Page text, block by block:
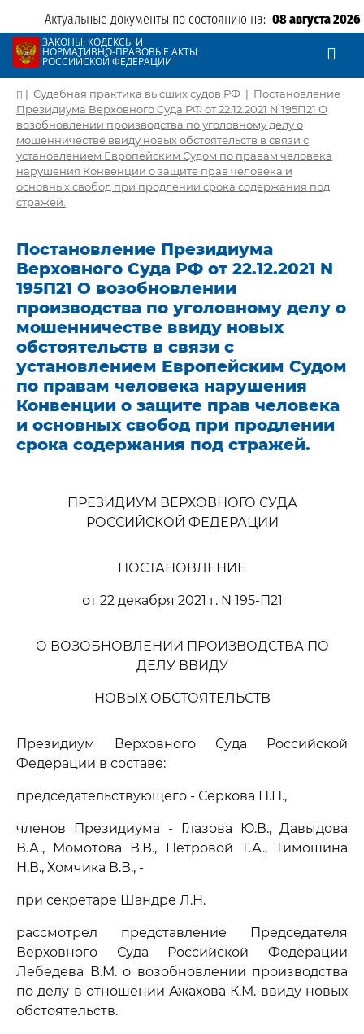
Актуальные документы по состоянию на: 08 августа 2026
ЗАКОНЫ, КОДЕКСЫ И
НОРМАТИВНО-ПРАВОВЫЕ АКТЫ
РОССИЙСКОЙ ФЕДЕРАЦИИ
| Судебная практика высших судов РФ | Постановление
Президиума Верховного Суда РФ от 22.12.2021 N 195П21 О
возобновлении производства по уголовному делу о
мошенничестве ввиду новых обстоятельств в связи с
установлением Европейским Судом по правам человека
нарушения Конвенции о защите прав человека и
основных свобод при продлении срока содержания под
стражей.
Постановление Президиума
Верховного Суда РФ от 22.12.2021 N
195П21 О возобновлении
производства по уголовному делу о
мошенничестве ввиду новых
обстоятельств в связи с
установлением Европейским Судом
по правам человека нарушения
Конвенции о защите прав человека
и основных свобод при продлении
срока содержания под стражей.
ПРЕЗИДИУМ ВЕРХОВНОГО СУДА
РОССИЙСКОЙ ФЕДЕРАЦИИ
ПОСТАНОВЛЕНИЕ
от 22 декабря 2021 г. N 195-П21
О ВОЗОБНОВЛЕНИИ ПРОИЗВОДСТВА ПО
ДЕЛУ ВВИДУ
НОВЫХ ОБСТОЯТЕЛЬСТВ
Президиум Верховного Суда Российской
Федерации в составе:
председательствующего - Серкова П.П.,
членов Президиума - Глазова Ю.В., Давыдова
В.А., Момотова В.В., Петровой Т.А., Тимошина
Н.В., Хомчика В.В., -
при секретаре Шандре Л.Н.
рассмотрел представление Председателя
Верховного Суда Российской Федерации
Лебедева В.М. о возобновлении производства
по делу в отношении Ажахова К.М. ввиду новых
обстоятельств.